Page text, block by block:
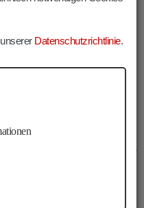
Datenschutzrichtlinie.